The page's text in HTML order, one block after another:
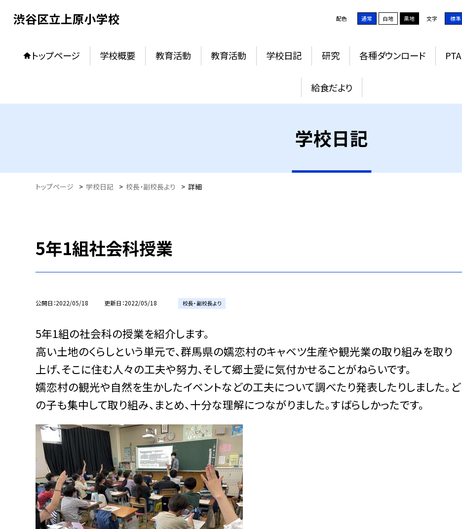
渋谷区立上原小学校 配色 通常 白地 黒地 文字 標準
トップページ 学校概要 教育活動 教育活動 学校日記 研究 各種ダウンロード PTA
給食だより
学校日記
トップページ > 学校日記 > 校長・副校長より > 詳細
5年1組社会科授業
公開日 2022/05/18 更新日 2022/05/18 校長・副校長より
5年1組の社会科の授業を紹介します。
高い土地のくらしという単元で、群馬県の嬬恋村のキャベツ生産や観光業の取り組みを取り
上げ、そこに住む人々の工夫や努力、そして郷土愛に気付かせることがねらいです。
嬬恋村の観光や自然を生かしたイベントなどの工夫について調べたり発表したりしました。ど
の子も集中して取り組み、まとめ、十分な理解につながりました。すばらしかったです。